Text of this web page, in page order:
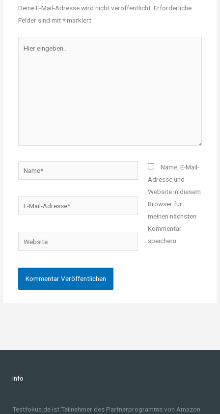
Deine E-Mail-Adresse wird nicht veröffentlicht. Erforderliche
Felder sind mit*markiert
eingeben…
Mail-
Website
Name, E-Mail-
Adresse und
Website in diesem
Browser für
meinen nächsten
Kommentar
speichern.
Info
Testfokus.de ist Teilnehmer des Partnerprogramms von Amazon